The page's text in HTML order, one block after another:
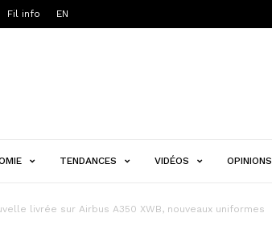
Fil info EN
TENDANCES VIDÉOS OPINIONS
livrée sur Airbus A350 XWB, nouveaux uniformes